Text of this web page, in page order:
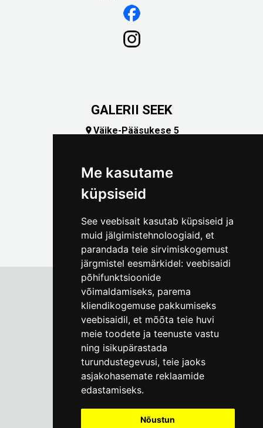
Me kasutame
küpsiseid
See veebisait kasutab küpsiseid ja
muid jälgimistehnoloogiaid, et
parandada teie sirvimiskogemust
järgmistel eesmärkidel: veebisaidi
põhifunktsioonide
võimaldamiseks, parema
kliendikogemuse pakkumiseks
veebisaidil, et mõõta teie huvi
meie toodete ja teenuste vastu
ning isikupärastada
turundustegevusi, teie jaoks
asjakohasemate reklaamide
edastamiseks.
Nõustun
GALERII SEEK
Väike-Pääsukese 5
Tallinna Linnamuuseum
Vene 17
E-R kell 9-17(+372) 610 4178
info@linnamuuseum.ee
Küpsisepoliitika